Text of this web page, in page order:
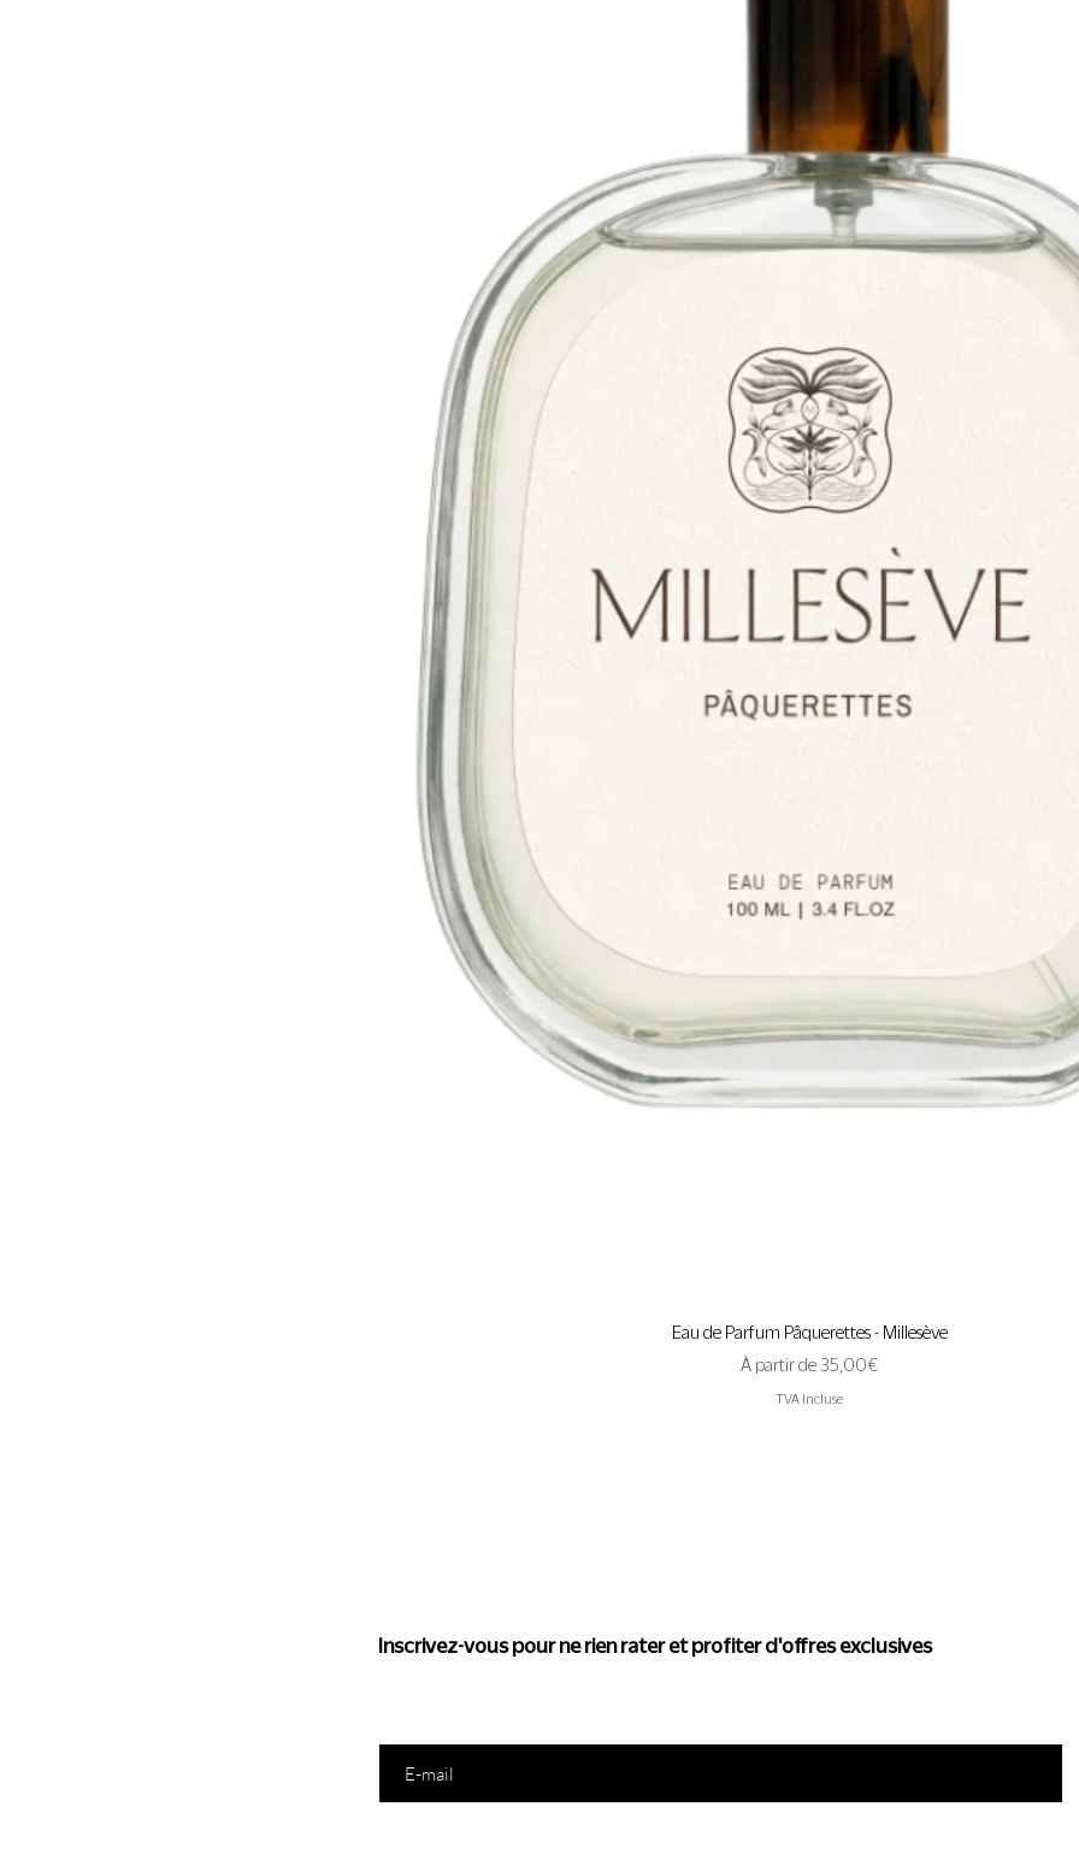
Aperçu rapide
Eau de Parfum Pâquerettes - Millesève
À partir de 35,00 €
Prix promotionnel
TVA Incluse
Inscrivez-vous pour ne rien rater et profiter d'offres exclusives